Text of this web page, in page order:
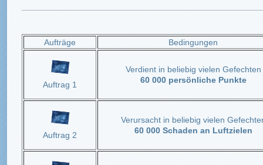
Aufträge Bedingungen
Auftrag 1
Verdient in beliebig vielen Gefechten
60 000 persönliche Punkte
Auftrag 2
Verursacht in beliebig vielen
60 000 Schaden an Luftzielen